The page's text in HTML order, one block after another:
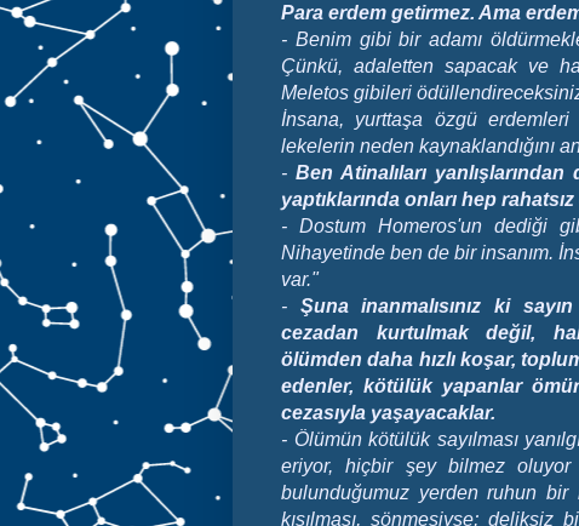
Para erdem getirmez. Ama
- Benim gibi bir adamı
Çünkü, adaletten sapacak ve
Meletos gibileri
İnsana, yurttaşa özgü erdemleri
lekelerin neden kaynaklandığını
- Ben Atinalıları
yaptıklarında onları hep
- Dostum Homeros'un dediği
Nihayetinde ben de bir insanım.
var."
- Şuna inanmalısınız ki
cezadan kurtulmak değil,
ölümden daha hızlı koşar,
edenler, kötülük yapanlar
cezasıyla yaşayacaklar.
- Ölümün kötülük sayılması
eriyor, hiçbir şey bilmez
bulunduğumuz yerden ruhun
kısılması, sönmesiyse;